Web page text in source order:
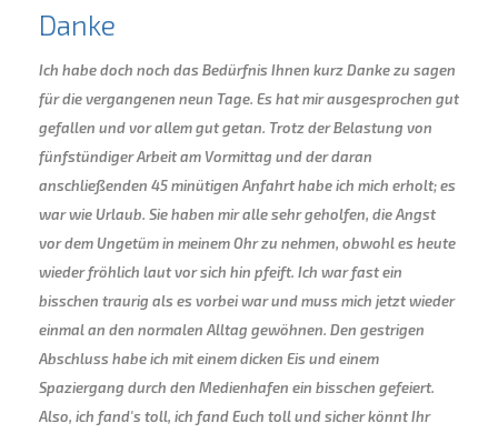
Danke
Ich habe doch noch das Bedürfnis Ihnen kurz Danke zu sagen
für die vergangenen neun Tage. Es hat mir ausgesprochen gut
gefallen und vor allem gut getan. Trotz der Belastung von
fünfstündiger Arbeit am Vormittag und der daran
anschließenden 45 minütigen Anfahrt habe ich mich erholt; es
war wie Urlaub. Sie haben mir alle sehr geholfen, die Angst
vor dem Ungetüm in meinem Ohr zu nehmen, obwohl es heute
wieder fröhlich laut vor sich hin pfeift. Ich war fast ein
bisschen traurig als es vorbei war und muss mich jetzt wieder
einmal an den normalen Alltag gewöhnen. Den gestrigen
Abschluss habe ich mit einem dicken Eis und einem
Spaziergang durch den Medienhafen ein bisschen gefeiert.
Also, ich fand's toll, ich fand Euch toll und sicher könnt Ihr